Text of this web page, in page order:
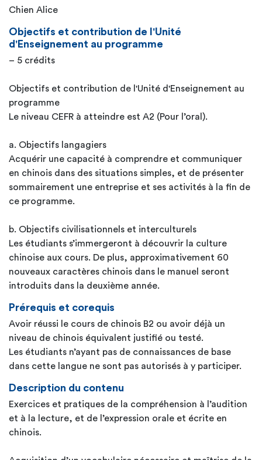
Chien Alice
Objectifs et contribution de l'Unité
d'Enseignement au programme
– 5 crédits
Objectifs et contribution de l'Unité d'Enseignement au
programme
Le niveau CEFR à atteindre est A2 (Pour l’oral).
a. Objectifs langagiers
Acquérir une capacité à comprendre et communiquer
en chinois dans des situations simples, et de présenter
sommairement une entreprise et ses activités à la fin de
ce programme.
b. Objectifs civilisationnels et interculturels
Les étudiants s’immergeront à découvrir la culture
chinoise aux cours. De plus, approximativement 60
nouveaux caractères chinois dans le manuel seront
introduits dans la deuxième année.
Prérequis et corequis
Avoir réussi le cours de chinois B2 ou avoir déjà un
niveau de chinois équivalent justifié ou testé.
Les étudiants n’ayant pas de connaissances de base
dans cette langue ne sont pas autorisés à y participer.
Description du contenu
Exercices et pratiques de la compréhension à l’audition
et à la lecture, et de l’expression orale et écrite en
chinois.